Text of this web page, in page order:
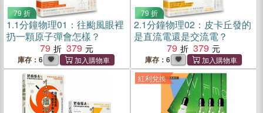
79 折
1.1分鐘物理01：往颱風眼裡
扔一顆原子彈會怎樣？
79
379
庫存：6
79 折
2.1分鐘物理02：皮卡丘發的
是直流電還是交流電？
79
379
庫存：6
紅利兌換